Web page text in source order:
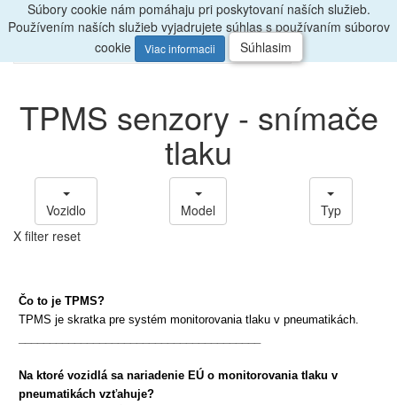
Radiporadíme, zavolajte047/4397722
Menu
0
TPMS senzory - snímače
tlaku
Vozidlo Model
Typ
X filter reset
Čo to je TPMS?
TPMS je skratka pre systém monitorovania tlaku v pneumatikách.
Na ktoré vozidlá sa nariadenie EÚ o monitorovania tlaku v
pneumatikách vzťahuje?
Súbory cookie nám pomáhaju pri poskytovaní naších služieb.
Používením naších služieb vyjadrujete súhlas s používaním súborov
cookie
Viac informacii Súhlasim